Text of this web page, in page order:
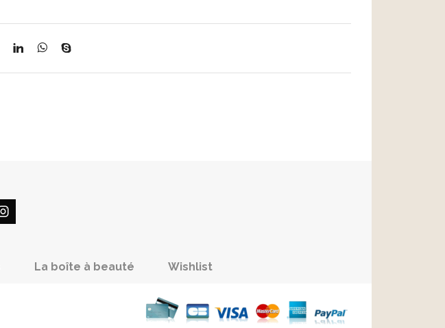
La boîte à beauté Wishlist